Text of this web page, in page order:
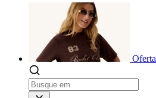
Oferta